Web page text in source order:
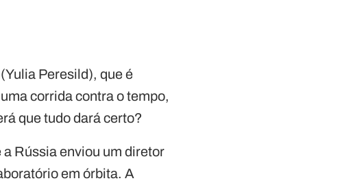
Peresild), que é
corrida contra o tempo,
que tudo dará certo?
a Rússia enviou um diretor
em órbita. A